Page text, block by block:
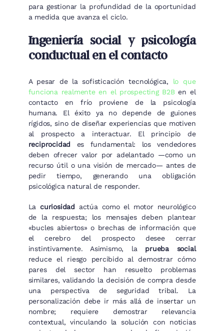
para gestionar la profundidad de la oportunidad
a medida que avanza el ciclo.
Ingeniería social y psicología
conductual en el contacto
A pesar de la sofisticación tecnológica, lo que
funciona realmente en el prospecting B2B en el
contacto en frío proviene de la psicología
humana. El éxito ya no depende de guiones
rígidos, sino de diseñar experiencias que motiven
al prospecto a interactuar. El principio de
reciprocidad es fundamental: los vendedores
deben ofrecer valor por adelantado —como un
recurso útil o una visión de mercado— antes de
pedir tiempo, generando una obligación
psicológica natural de responder.
Lacuriosidad actúa como el motor neurológico
de la respuesta; los mensajes deben plantear
«bucles abiertos» o brechas de información que
el cerebro del prospecto desee cerrar
instintivamente. Asimismo, la prueba social
reduce el riesgo percibido al demostrar cómo
pares del sector han resuelto problemas
similares, validando la decisión de compra desde
una perspectiva de seguridad tribal. La
personalización debe ir más allá de insertar un
nombre; requiere demostrar relevancia
contextual, vinculando la solución con noticias